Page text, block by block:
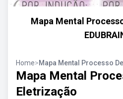
Mapa Mental
Home>Mapa Mental Processo
Mapa Mental
Eletrização